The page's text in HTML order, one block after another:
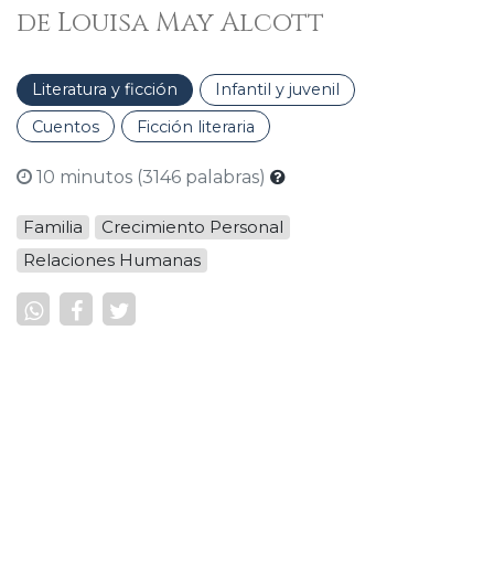
de Louisa May Alcott
Literatura y ficción
Infantil y juvenil
Cuentos
Ficción literaria
10 minutos (3146 palabras)
Familia
Crecimiento Personal
Relaciones Humanas